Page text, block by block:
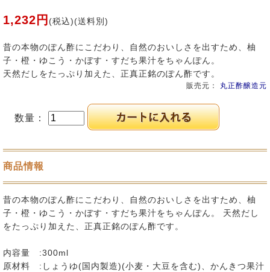
1,232円 (税込)(送料別)
昔の本物のぽん酢にこだわり、自然のおいしさを出すため、柚
子・橙・ゆこう・かぼす・すだち果汁をちゃんぽん。
天然だしをたっぷり加えた、正真正銘のぽん酢です。
販売元： 丸正酢醸造元
数量：
商品情報
昔の本物のぽん酢にこだわり、自然のおいしさを出すため、柚
子・橙・ゆこう・かぼす・すだち果汁をちゃんぽん。 天然だし
をたっぷり加えた、正真正銘のぽん酢です。
内容量 :300ml
原材料 :しょうゆ(国内製造)(小麦・大豆を含む)、かんきつ果汁